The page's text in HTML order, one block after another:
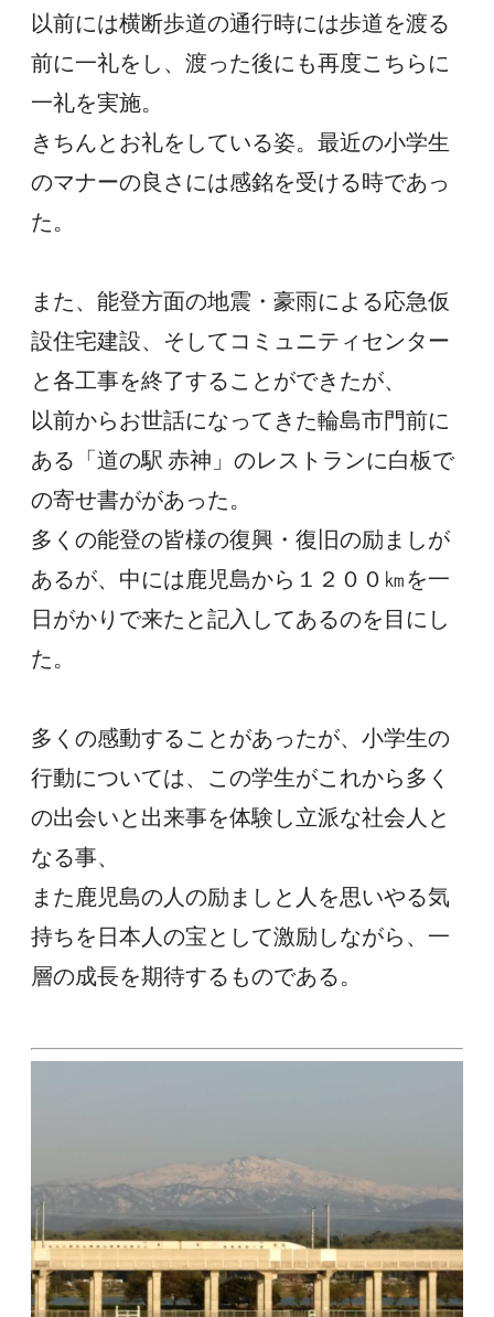
以前には横断歩道の通行時には歩道を渡る
前に一礼をし、渡った後にも再度こちらに
一礼を実施。
きちんとお礼をしている姿。最近の小学生
のマナーの良さには感銘を受ける時であっ
た。
また、能登方面の地震・豪雨による応急仮
設住宅建設、そしてコミュニティセンター
と各工事を終了することができたが、
以前からお世話になってきた輪島市門前に
ある「道の駅 赤神」のレストランに白板で
の寄せ書ががあった。
多くの能登の皆様の復興・復旧の励ましが
あるが、中には鹿児島から１２００㎞を一
日がかりで来たと記入してあるのを目にし
た。
多くの感動することがあったが、小学生の
行動については、この学生がこれから多く
の出会いと出来事を体験し立派な社会人と
なる事、
また鹿児島の人の励ましと人を思いやる気
持ちを日本人の宝として激励しながら、一
層の成長を期待するものである。